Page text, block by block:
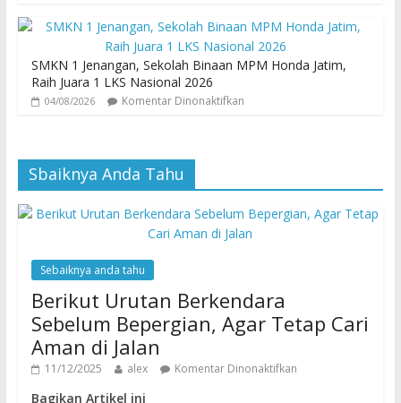
SMKN 1 Jenangan, Sekolah Binaan MPM Honda Jatim,
Raih Juara 1 LKS Nasional 2026
04/08/2026 Komentar Dinonaktifkan
Sbaiknya Anda Tahu
Sebaiknya anda tahu
Berikut Urutan Berkendara
Sebelum Bepergian, Agar Tetap Cari
Aman di Jalan
11/12/2025 alex Komentar Dinonaktifkan
Bagikan Artikel ini